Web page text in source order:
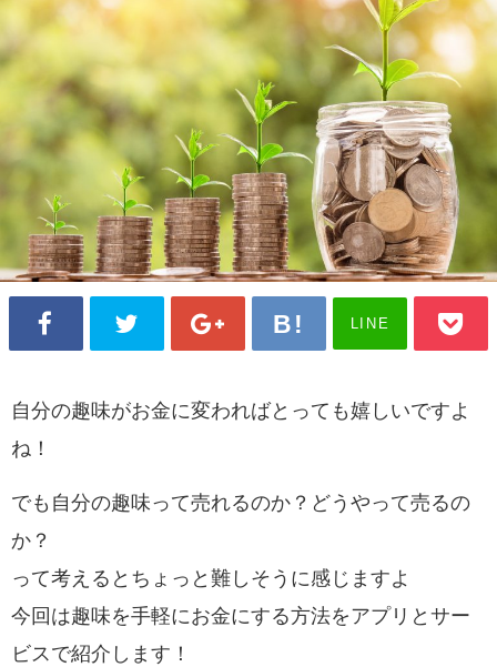
LINE
自分の趣味がお金に変わればとっても嬉しいですよ
ね！
でも自分の趣味って売れるのか？どうやって売るの
か？
って考えるとちょっと難しそうに感じますよ
今回は趣味を手軽にお金にする方法をアプリとサー
ビスで紹介します！